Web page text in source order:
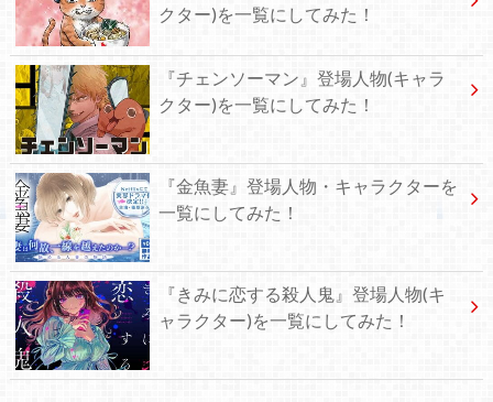
クター)を一覧にしてみた！
『チェンソーマン』登場人物(キャラ
クター)を一覧にしてみた！
『金魚妻』登場人物・キャラクターを
一覧にしてみた！
『きみに恋する殺人鬼』登場人物(キ
ャラクター)を一覧にしてみた！